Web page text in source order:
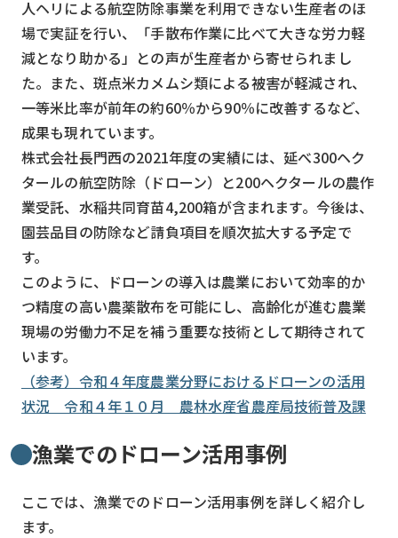
人ヘリによる航空防除事業を利用できない生産者のほ
場で実証を行い、「手散布作業に比べて大きな労力軽
減となり助かる」との声が生産者から寄せられまし
た。また、斑点米カメムシ類による被害が軽減され、
一等米比率が前年の約60％から90％に改善するなど、
成果も現れています。
株式会社長門西の2021年度の実績には、延べ300ヘク
タールの航空防除（ドローン）と200ヘクタールの農作
業受託、水稲共同育苗4,200箱が含まれます。今後は、
園芸品目の防除など請負項目を順次拡大する予定で
す。
このように、ドローンの導入は農業において効率的か
つ精度の高い農薬散布を可能にし、高齢化が進む農業
現場の労働力不足を補う重要な技術として期待されて
います。
（参考）令和４年度農業分野におけるドローンの活用
状況 令和４年１０月 農林水産省農産局技術普及課
漁業でのドローン活用事例
ここでは、漁業でのドローン活用事例を詳しく紹介し
ます。